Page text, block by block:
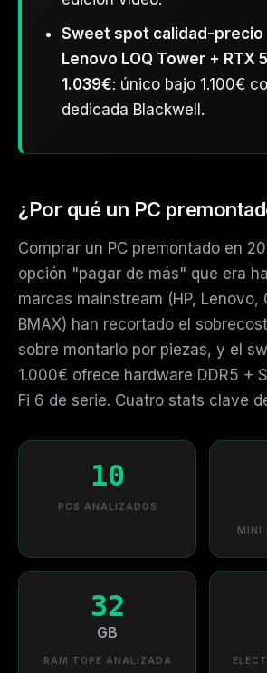
Sweet spot calidad-precio
Lenovo LOQ Tower + RTX
1.039€: único bajo 1.100€
dedicada Blackwell.
¿Por qué un PC
Comprar un PC premontado en
opción "pagar de más" que era
marcas mainstream (HP, Lenovo,
BMAX) han recortado el
sobre montarlo por piezas, y el
1.000€ ofrece hardware DDR5 +
Fi 6 de serie. Cuatro stats clave
10
PCS ANALIZADOS
MINI
32
GB
RAM TOPE ANALIZADA